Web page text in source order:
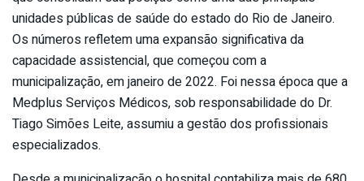
unidades públicas de saúde do estado do Rio de Janeiro.
Os números refletem uma expansão significativa da
capacidade assistencial, que começou com a
municipalização, em janeiro de 2022. Foi nessa época que a
Medplus Serviços Médicos, sob responsabilidade do Dr.
Tiago Simões Leite, assumiu a gestão dos profissionais
especializados.